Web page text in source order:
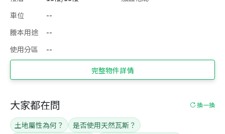
車位
--
謄本用途
--
使用分區
--
完整物件詳情
大家都在問 換一換
土地屬性為何？
是否使用天然瓦斯？